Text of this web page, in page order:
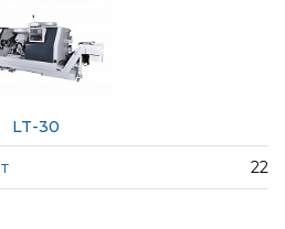
LT-30
22